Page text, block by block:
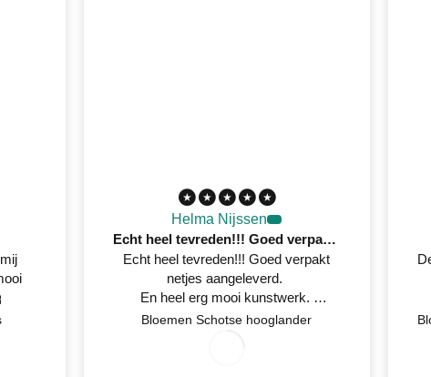
Helma Nijssen
Echt heel tevreden!!! Goed verpakt netjes aangeleverd
Echt heel tevreden!!! Goed verpakt
netjes aangeleverd.
En heel erg mooi kunstwerk.
Netjes op tijd een mail gestuurd
Bloemen Schotse hooglander